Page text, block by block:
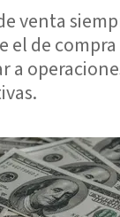
venta
el de
a